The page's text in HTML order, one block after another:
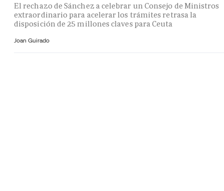
El rechazo de Sánchez a celebrar un Consejo de Ministros
extraordinario para acelerar los trámites retrasa la
disposición de 25 millones claves para Ceuta
Joan Guirado